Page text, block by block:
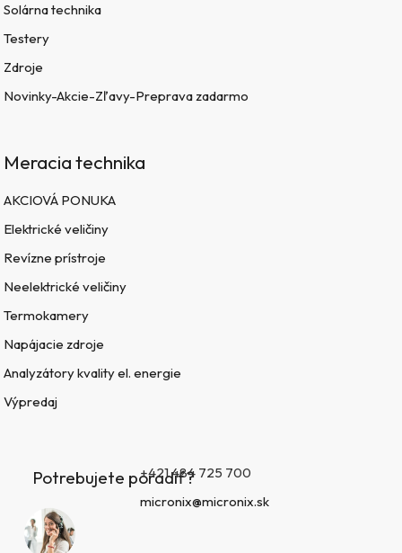
Solárna technika
Testery
Zdroje
Novinky-Akcie-Zľavy-Preprava zadarmo
Meracia technika
AKCIOVÁ PONUKA
Elektrické veličiny
Revízne prístroje
Neelektrické veličiny
Termokamery
Napájacie zdroje
Analyzátory kvality el. energie
Výpredaj
Potrebujete poradiť?+421 484 725 700
micronix@micronix.sk